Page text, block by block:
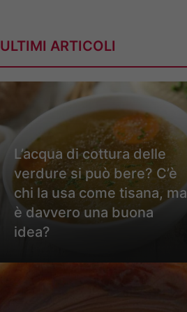
ULTIMI ARTICOLI
L’acqua di cottura delle
verdure si può bere? C’è
chi la usa come tisana, ma
è davvero una buona
idea?